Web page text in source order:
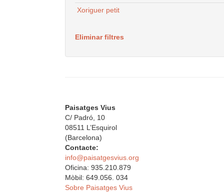
Xoriguer petit
Eliminar filtres
Paisatges Vius
C/ Padró, 10
08511 L’Esquirol
(Barcelona)
Contacte:
info@paisatgesvius.org
Oficina: 935.210.879
Mòbil: 649.056. 034
Sobre Paisatges Vius